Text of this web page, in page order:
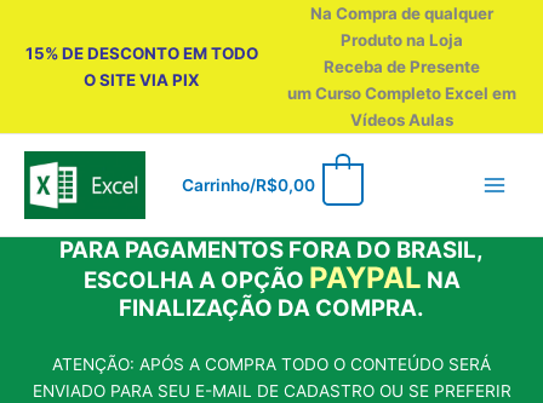
15% DE DESCONTO EM TODO
O SITE VIA PIX
Na Compra de qualquer
Produto na Loja
Receba de Presente
um Curso Completo Excel em
Vídeos Aulas
Carrinho/R$0,00
PARA PAGAMENTOS FORA DO BRASIL,
ESCOLHA A OPÇÃO PAYPAL NA
FINALIZAÇÃO DA COMPRA.
ATENÇÃO: APÓS A COMPRA TODO O CONTEÚDO SERÁ
ENVIADO PARA SEU E-MAIL DE CADASTRO OU SE PREFERIR